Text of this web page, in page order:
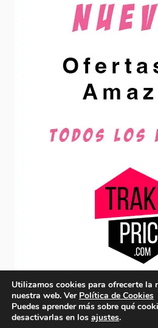
© 2026 acordesfesteros.es-
Utilizamos cookies para ofrecerte la
nuestra web. Ver Política de Cookies
Puedes aprender más sobre qué
desactivarlas en los ajustes.